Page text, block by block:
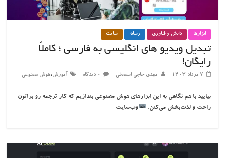
ابزارها دانش و فناوری رسانه سایت
تبدیل ویدیو های انگلیسی به فارسی ؛ کاملاً
رایگان!
۷ مرداد ۱۴۰۳ مهدی حاجی اسمعیلی ۰ دیدگاه آموزش،هوش مصنوعی
بیایید با هم نگاهی به این ابزارهای هوش مصنوعی بندازیم که کار ترجمه رو براتون
راحت و لذت‌بخش می‌کنن.
وب‌سایت